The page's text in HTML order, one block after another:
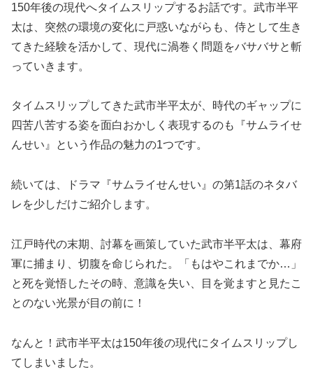
150年後の現代へタイムスリップするお話です。武市半平
太は、突然の環境の変化に戸惑いながらも、侍として生き
てきた経験を活かして、現代に渦巻く問題をバサバサと斬
っていきます。
タイムスリップしてきた武市半平太が、時代のギャップに
四苦八苦する姿を面白おかしく表現するのも『サムライせ
んせい』という作品の魅力の1つです。
続いては、
ドラマ『サムライせんせい』の第1話のネタバ
レ を少しだけご紹介します。
江戸時代の末期、討幕を画策していた武市半平太は、幕府
軍に捕まり、切腹を命じられた。「もはやこれまでか…」
と死を覚悟したその時、意識を失い、目を覚ますと見たこ
とのない光景が目の前に！
なんと！武市半平太は150年後の現代にタイムスリップし
てしまいました。